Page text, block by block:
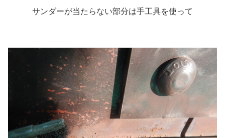
サンダーが当たらない部分は手工具を使って